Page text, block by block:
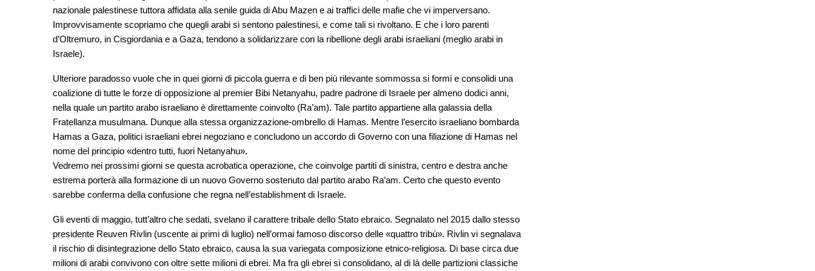
nazionale palestinese tuttora affidata alla senile guida di Abu Mazen e ai traffici delle mafie che vi imperversano.
Improvvisamente scopriamo che quegli arabi si sentono palestinesi, e come tali si rivoltano. E che i loro parenti
d’Oltremuro, in Cisgiordania e a Gaza, tendono a solidarizzare con la ribellione degli arabi israeliani (meglio arabi in
Israele).
Ulteriore paradosso vuole che in quei giorni di piccola guerra e di ben più rilevante sommossa si formi e consolidi una
coalizione di tutte le forze di opposizione al premier Bibi Netanyahu, padre padrone di Israele per almeno dodici anni,
nella quale un partito arabo israeliano è direttamente coinvolto (Ra’am). Tale partito appartiene alla galassia della
Fratellanza musulmana. Dunque alla stessa organizzazione-ombrello di Hamas. Mentre l’esercito israeliano bombarda
Hamas a Gaza, politici israeliani ebrei negoziano e concludono un accordo di Governo con una filiazione di Hamas nel
nome del principio «dentro tutti, fuori Netanyahu».
Vedremo nei prossimi giorni se questa acrobatica operazione, che coinvolge partiti di sinistra, centro e destra anche
estrema porterà alla formazione di un nuovo Governo sostenuto dal partito arabo Ra’am. Certo che questo evento
sarebbe conferma della confusione che regna nell’establishment di Israele.
Gli eventi di maggio, tutt’altro che sedati, svelano il carattere tribale dello Stato ebraico. Segnalato nel 2015 dallo stesso
presidente Reuven Rivlin (uscente ai primi di luglio) nell’ormai famoso discorso delle «quattro tribù». Rivlin vi segnalava
il rischio di disintegrazione dello Stato ebraico, causa la sua variegata composizione etnico-religiosa. Di base circa due
milioni di arabi convivono con oltre sette milioni di ebrei. Ma fra gli ebrei si consolidano, al di là delle partizioni classiche